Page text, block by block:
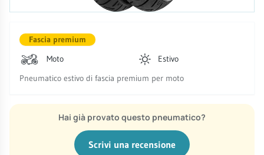
Fascia premium
Moto
Estivo
Pneumatico estivo di fascia premium per moto
Hai già provato questo pneumatico?
Scrivi una recensione